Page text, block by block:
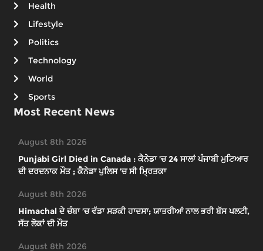
Health
Lifestyle
Politics
Technology
World
Sports
Most Recent News
August 8th 2026
Punjabi Girl Died in Canada : ਕੈਨੇਡਾ ’ਚ 24 ਸਾਲਾਂ ਪੰਜਾਬੀ ਮੁਟਿਆਰ
ਦੀ ਦਰਦਨਾਕ ਮੌਤ ; ਕੈਨੇਡਾ ਪੁਲਿਸ ’ਚ ਸੀ ਮ੍ਰਿਤਕਾ
August 8th 2026
Himachal ਦੇ ਚੰਬਾ ’ਚ ਵੱਡਾ ਸੜਕੀ ਹਾਦਸਾ; ਯਾਤਰੀਆਂ ਨਾਲ ਭਰੀ ਬੱਸ ਪਲਟੀ,
ਸੱਤ ਲੋਕਾਂ ਦੀ ਮੌਤ
August 8th 2026